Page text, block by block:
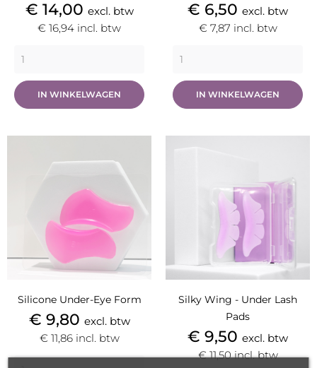
Prijs
€ 14,00 excl. btw
€ 16,94 incl. btw
IN WINKELWAGEN
Prijs
€ 6,50 excl. btw
€ 7,87 incl. btw
IN WINKELWAGEN
Silicone Under-Eye Form
Prijs
€ 9,80 excl. btw
€ 11,86 incl. btw
Silky Wing - Under Lash
Pads
Prijs
€ 9,50 excl. btw
€ 11,50 incl. btw